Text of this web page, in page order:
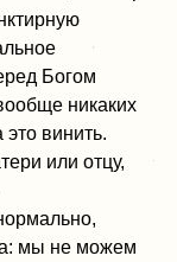
Богом
никаких
винить.
или отцу,
мы не можем